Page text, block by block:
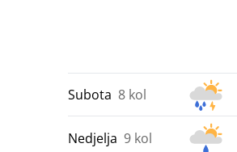
Subota 8 kol
Nedjelja 9 kol